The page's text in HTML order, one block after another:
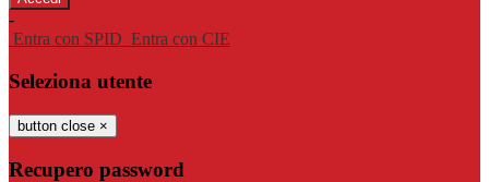
-
Entra con SPID Entra con CIE
Seleziona utente
button close ×
Recupero password